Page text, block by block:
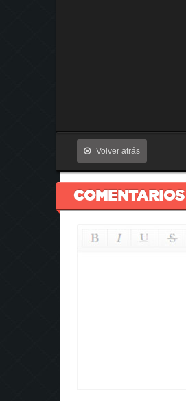
Volver atrás
COMENTARIOS